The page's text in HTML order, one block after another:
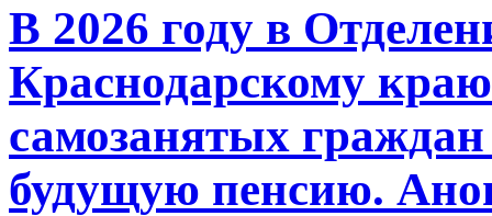
В 2026 году в
Краснодарскому
самозанятых
будущую пенсию.